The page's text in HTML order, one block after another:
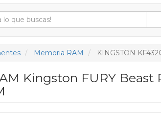
Memoria RAM KINGSTON
Kingston FURY Beast